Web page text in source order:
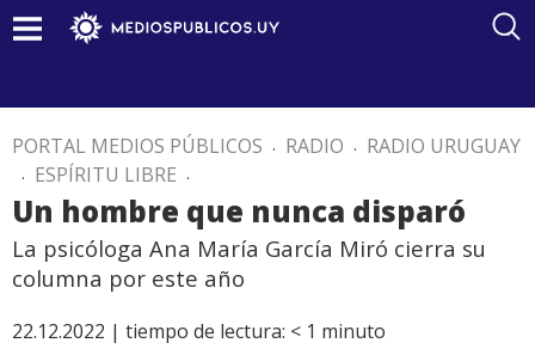
PORTAL MEDIOS PÚBLICOS . RADIO . RADIO URUGUAY
. ESPÍRITU LIBRE .
Un hombre que nunca disparó
La psicóloga Ana María García Miró cierra su
columna por este año
22.12.2022 | tiempo de lectura: < 1 minuto